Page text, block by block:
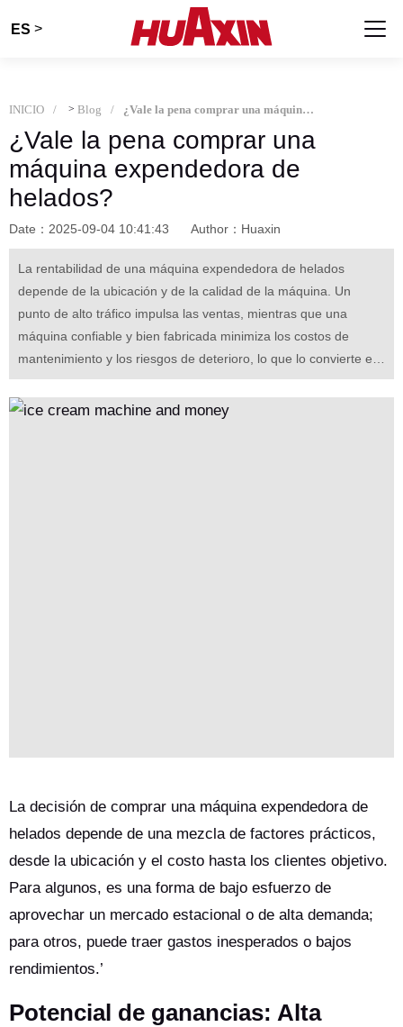
ES >
INICIO > Blog ¿Vale la pena comprar una máquina expendedora de helados?
¿Vale la pena comprar una
máquina expendedora de
helados?
Date：2025-09-04 10:41:43 Author：Huaxin
La rentabilidad de una máquina expendedora de helados
depende de la ubicación y de la calidad de la máquina. Un
punto de alto tráfico impulsa las ventas, mientras que una
máquina confiable y bien fabricada minimiza los costos de
mantenimiento y los riesgos de deterioro, lo que lo convierte en
una inversión valiosa a largo plazo.
La decisión de comprar una máquina expendedora de
helados depende de una mezcla de factores prácticos,
desde la ubicación y el costo hasta los clientes objetivo.
Para algunos, es una forma de bajo esfuerzo de
aprovechar un mercado estacional o de alta demanda;
para otros, puede traer gastos inesperados o bajos
rendimientos.’
Potencial de ganancias: Alta